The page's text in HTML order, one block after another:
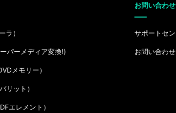
ラ）
パーメディア変換!)
メモリー）
リット）
エレメント）
お問い合わせ
サポートセ
お問い合わせ